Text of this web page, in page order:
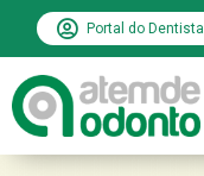
Portal do Dentista